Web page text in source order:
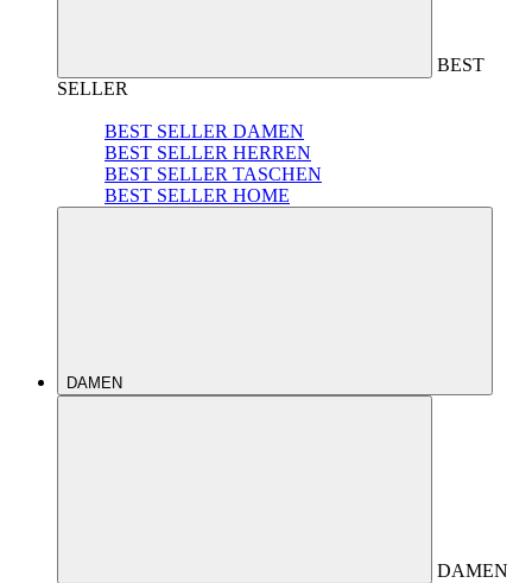
BEST
SELLER
BEST SELLER DAMEN
BEST SELLER HERREN
BEST SELLER TASCHEN
BEST SELLER HOME
DAMEN
DAMEN